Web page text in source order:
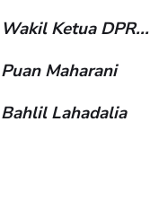
Wakil Ketua DPR...
Puan Maharani
Bahlil Lahadalia